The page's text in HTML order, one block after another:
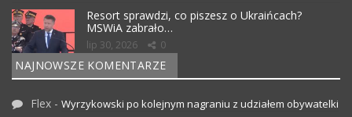
Resort sprawdzi, co piszesz o Ukraińcach?
MSWiA zabrało…
lip 30, 2026 0
NAJNOWSZE KOMENTARZE
Flex - Wyrzykowski po kolejnym nagraniu z udziałem obywatelki